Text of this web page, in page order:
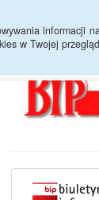
informacji
w Twojej